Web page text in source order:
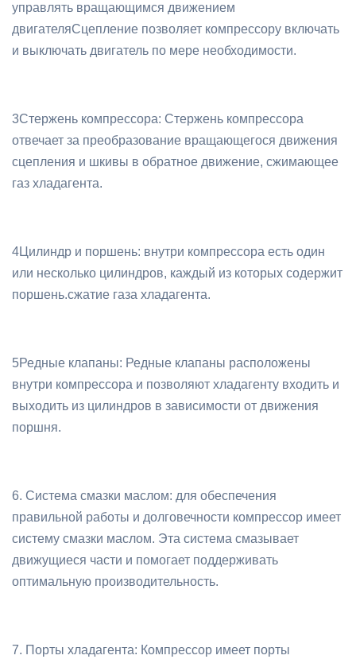
управлять вращающимся движением
двигателяСцепление позволяет компрессору включать
и выключать двигатель по мере необходимости.
3Стержень компрессора: Стержень компрессора
отвечает за преобразование вращающегося движения
сцепления и шкивы в обратное движение, сжимающее
газ хладагента.
4Цилиндр и поршень: внутри компрессора есть один
или несколько цилиндров, каждый из которых содержит
поршень.сжатие газа хладагента.
5Редные клапаны: Редные клапаны расположены
внутри компрессора и позволяют хладагенту входить и
выходить из цилиндров в зависимости от движения
поршня.
6. Система смазки маслом: для обеспечения
правильной работы и долговечности компрессор имеет
систему смазки маслом. Эта система смазывает
движущиеся части и помогает поддерживать
оптимальную производительность.
7. Порты хладагента: Компрессор имеет порты